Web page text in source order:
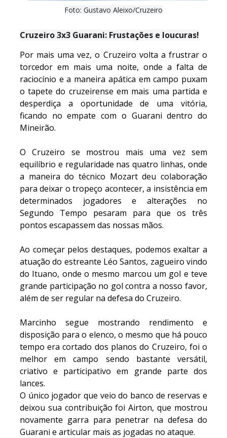
Foto: Gustavo Aleixo/Cruzeiro
Cruzeiro 3x3 Guarani: Frustações e loucuras!
Por mais uma vez, o Cruzeiro volta a frustrar o
torcedor em mais uma noite, onde a falta de
raciocínio e a maneira apática em campo puxam
o tapete do cruzeirense em mais uma partida e
desperdiça a oportunidade de uma vitória,
ficando no empate com o Guarani dentro do
Mineirão.
O Cruzeiro se mostrou mais uma vez sem
equilíbrio e regularidade nas quatro linhas, onde
a maneira do técnico Mozart deu colaboração
para deixar o tropeço acontecer, a insistência em
determinados jogadores e alterações no
Segundo Tempo pesaram para que os três
pontos escapassem das nossas mãos.
Ao começar pelos destaques, podemos exaltar a
atuação do estreante Léo Santos, zagueiro vindo
do Ituano, onde o mesmo marcou um gol e teve
grande participação no gol contra a nosso favor,
além de ser regular na defesa do Cruzeiro.
Marcinho segue mostrando rendimento e
disposição para o elenco, o mesmo que há pouco
tempo era cortado dos planos do Cruzeiro, foi o
melhor em campo sendo bastante versátil,
criativo e participativo em grande parte dos
lances.
O único jogador que veio do banco de reservas e
deixou sua contribuição foi Airton, que mostrou
novamente garra para penetrar na defesa do
Guarani e articular mais as jogadas no ataque.